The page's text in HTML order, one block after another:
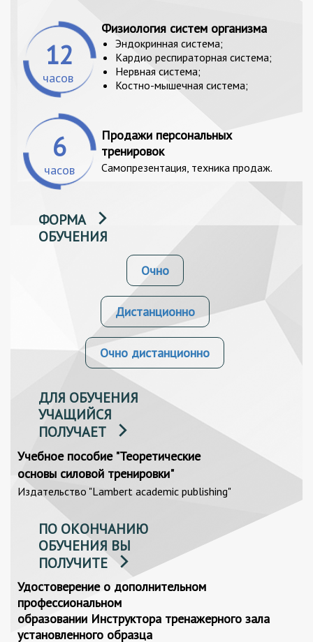
12
часов
Физиология систем организма
Эндокринная система;
Кардио респираторная система;
Нервная система;
Костно-мышечная система;
6
часов
Продажи персональных
тренировок
Самопрезентация, техника продаж.
ФОРМА
ОБУЧЕНИЯ
Очно
Дистанционно
Очно дистанционно
ДЛЯ ОБУЧЕНИЯ
УЧАЩИЙСЯ
ПОЛУЧАЕТ
Учебное пособие "Теоретические
основы силовой тренировки"
Издательство "Lambert academic publishing"
ПО ОКОНЧАНИЮ
ОБУЧЕНИЯ ВЫ
ПОЛУЧИТЕ
Удостоверение о дополнительном
профессиональном
образовании Инструктора тренажерного зала
установленного образца